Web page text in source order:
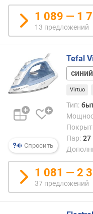
е
р
в
у
а
а
д
л
в
о
ы
(
м
л
)
1 089 — 1
13 предложений
Спросить
Tefal
зеленый
Virtuo
Тип:
Пар: 27
1 081 — 2
37 предложений